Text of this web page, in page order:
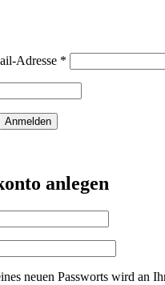
Adresse *
Anmelden
anlegen
neuen Passworts wird an